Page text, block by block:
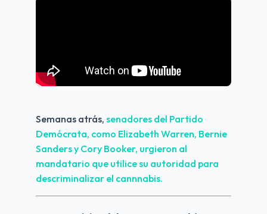
Semanas atrás, senadores del Partido
Demócrata, como Elizabeth Warren, Bernie
Sanders y Cory Booker, urgieron al
mandatario que utilice su autoridad para
descriminalizar el cannnabis.